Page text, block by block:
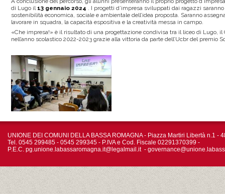
di Lugo il 13 gennaio 2024 . I progetti d’impresa sviluppati dai ragazzi
sostenibilità economica, sociale e ambientale dell’idea proposta. Saranno
lavorare in squadra, la capacità espositiva e la creatività messa in campo.
«Che impresa!» è il risultato di una progettazione condivisa tra il liceo di Lugo,
nell’anno scolastico 2022-2023 grazie alla vittoria da parte dell’Ucbr del premio
UNIONE DEI COMUNI DELLA BASSA ROMAGNA - Piazza Martiri Libertà n.1 -
Tel. 0545 299485 - 0545 299345 - P.IVA e Cod. Fiscale 02291370399 -
P.E.C. pg.unione.labassaromagna.it@legalmail.it -